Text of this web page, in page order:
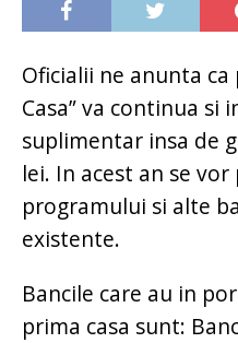
Oficialii ne anunta
Casa” va continua si
suplimentar insa de
lei. In acest an se
programului si alte
existente.
Bancile care au in
prima casa sunt: